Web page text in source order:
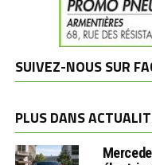
SUIVEZ-NOUS SUR
PLUS DANS